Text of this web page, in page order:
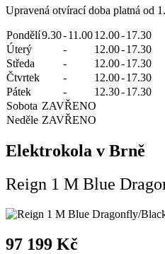
Upravená otvírací doba platná od
Pondělí9.30-11.0012.00-17.30
Úterý
- 12.00-17.30
Středa
- 12.00-17.30
Čtvrtek
- 12.00-17.30
Pátek
- 12.30-17.30
Sobota ZAVŘENO
Neděle ZAVŘENO
Elektrokola v Brně
Reign 1 M Blue
97 199 Kč